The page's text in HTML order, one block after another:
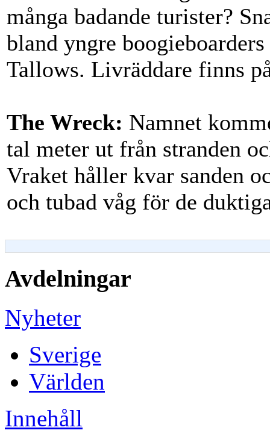
många badande turister?
bland yngre
Tallows. Livräddare finns
The Wreck: Namnet
tal meter ut från stranden
Vraket håller kvar sanden
och tubad våg för de
Avdelningar
Nyheter
Sverige
Världen
Innehåll